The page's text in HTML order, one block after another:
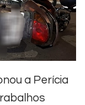
a Perícia